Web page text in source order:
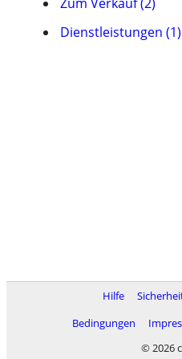
Dienstleistungen (1)
Hilfe
Bedingungen
© 2026